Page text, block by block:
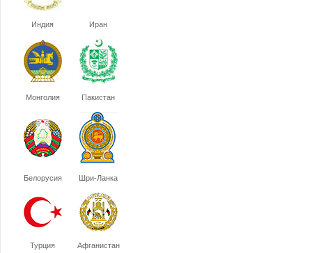
Индия Иран
Монголия Пакистан
Белорусия Шри-Ланка
Турция Афганистан